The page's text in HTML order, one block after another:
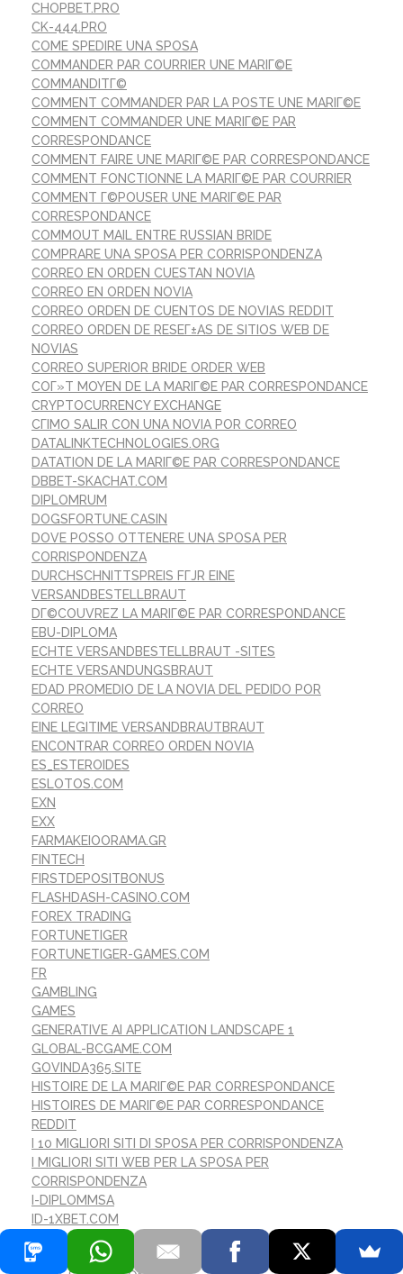
CHOPBET.PRO
CK-444.PRO
COME SPEDIRE UNA SPOSA
COMMANDER PAR COURRIER UNE MARIГ©E
COMMANDITГ©
COMMENT COMMANDER PAR LA POSTE UNE MARIГ©E
COMMENT COMMANDER UNE MARIГ©E PAR
CORRESPONDANCE
COMMENT FAIRE UNE MARIГ©E PAR CORRESPONDANCE
COMMENT FONCTIONNE LA MARIГ©E PAR COURRIER
COMMENT Г©POUSER UNE MARIГ©E PAR
CORRESPONDANCE
COMMOUT MAIL ENTRE RUSSIAN BRIDE
COMPRARE UNA SPOSA PER CORRISPONDENZA
CORREO EN ORDEN CUESTAN NOVIA
CORREO EN ORDEN NOVIA
CORREO ORDEN DE CUENTOS DE NOVIAS REDDIT
CORREO ORDEN DE RESEГ±AS DE SITIOS WEB DE
NOVIAS
CORREO SUPERIOR BRIDE ORDER WEB
COГ»T MOYEN DE LA MARIГ©E PAR CORRESPONDANCE
CRYPTOCURRENCY EXCHANGE
CГІMO SALIR CON UNA NOVIA POR CORREO
DATALINKTECHNOLOGIES.ORG
DATATION DE LA MARIГ©E PAR CORRESPONDANCE
DBBET-SKACHAT.COM
DIPLOMRUM
DOGSFORTUNE.CASIN
DOVE POSSO OTTENERE UNA SPOSA PER
CORRISPONDENZA
DURCHSCHNITTSPREIS FГЈR EINE
VERSANDBESTELLBRAUT
DГ©COUVREZ LA MARIГ©E PAR CORRESPONDANCE
EBU-DIPLOMA
ECHTE VERSANDBESTELLBRAUT -SITES
ECHTE VERSANDUNGSBRAUT
EDAD PROMEDIO DE LA NOVIA DEL PEDIDO POR
CORREO
EINE LEGITIME VERSANDBRAUTBRAUT
ENCONTRAR CORREO ORDEN NOVIA
ES_ESTEROIDES
ESLOTOS.COM
EXN
EXX
FARMAKEIOORAMA.GR
FINTECH
FIRSTDEPOSITBONUS
FLASHDASH-CASINO.COM
FOREX TRADING
FORTUNETIGER
FORTUNETIGER-GAMES.COM
FR
GAMBLING
GAMES
GENERATIVE AI APPLICATION LANDSCAPE 1
GLOBAL-BCGAME.COM
GOVINDA365.SITE
HISTOIRE DE LA MARIГ©E PAR CORRESPONDANCE
HISTOIRES DE MARIГ©E PAR CORRESPONDANCE
REDDIT
I 10 MIGLIORI SITI DI SPOSA PER CORRISPONDENZA
I MIGLIORI SITI WEB PER LA SPOSA PER
CORRISPONDENZA
I-DIPLOMMSA
ID-1XBET.COM
ILLIYA
IMMEDIATE-CONNECT.CO.UK